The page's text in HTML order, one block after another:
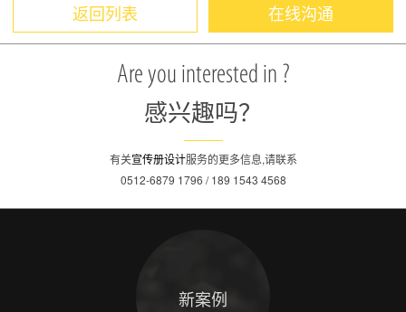
返回列表 在线沟通
Are you interested in ?
感兴趣吗？
有关宣传册设计服务的更多信息,请联系
0512-6879 1796 / 189 1543 4568
新案例